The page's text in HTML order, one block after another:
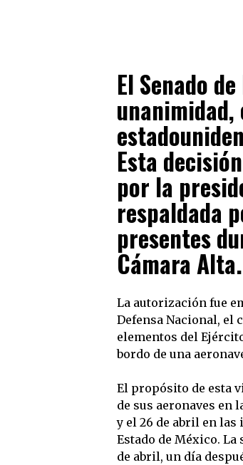
El Senado
Esta
por la
respaldada
presentes
Cámara Alta.
La autorización fue
Defensa Nacional, el
elementos del
bordo de una
El propósito de esta
de sus aeronaves en
y el 26 de abril en las
Estado de México.
de abril, un día